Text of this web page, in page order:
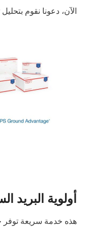
الآن، دعونا نقوم
أولوية البريد
هذه خدمة سريعة توفر